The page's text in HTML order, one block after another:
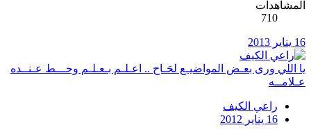
المشاهدات
710
16 يناير 2013
يا اللي ورى بعـض المواضيـع لحَـاح .. اعـلـم بـعـلـم وحـــط عـنــده
عـلامــه
راعي الكيف
16 يناير 2012